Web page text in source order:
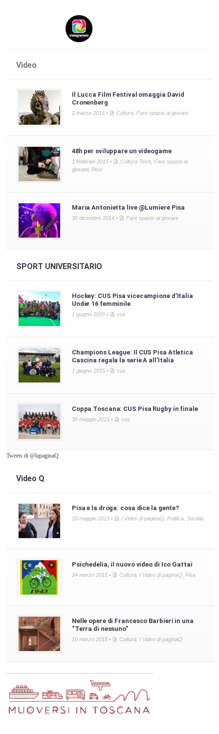
Video
Il Lucca Film Festival omaggia David
Cronenberg
2 marzo 2015 • Cultura, Fare spazio ai giovani
48h per sviluppare un videogame
1 febbraio 2015 • Cultura-Tech, Fare spazio ai
giovani, Pisa
Maria Antonietta live @Lumiere Pisa
30 dicembre 2014 • Fare spazio ai giovani
SPORT UNIVERSITARIO
Hockey: CUS Pisa vicecampione d’Italia
Under 16 femminile
1 giugno 2015 • cus
Champions League: Il CUS Pisa Atletica
Cascina regala la serie A all’Italia
1 giugno 2015 • cus
Coppa Toscana: CUS Pisa Rugby in finale
30 maggio 2015 • cus
Tweets di @lapaginaQ
Video Q
Pisa e la droga: cosa dice la gente?
25 maggio 2015 • I Video di paginaQ Politica, Sociale
Psichedelia, il nuovo video di Ico Gattai
24 marzo 2015 • Cultura, I Video di paginaQ Pisa
Nelle opere di Francesco Barbieri in una
“Terra di nessuno”
10 marzo 2015 • Cultura, I Video di paginaQ